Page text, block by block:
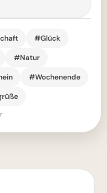
#Glück
#Natur
#Wochenende